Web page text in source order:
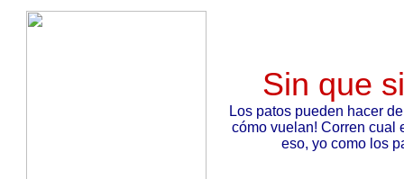
Sin que
Los patos pueden hacer
cómo vuelan! Corren cual
eso, yo como los